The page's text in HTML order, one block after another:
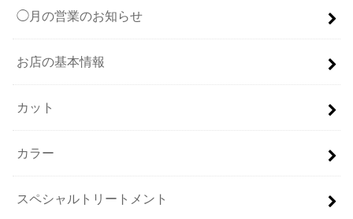
◯月の営業のお知らせ
お店の基本情報
カット
カラー
スペシャルトリートメント